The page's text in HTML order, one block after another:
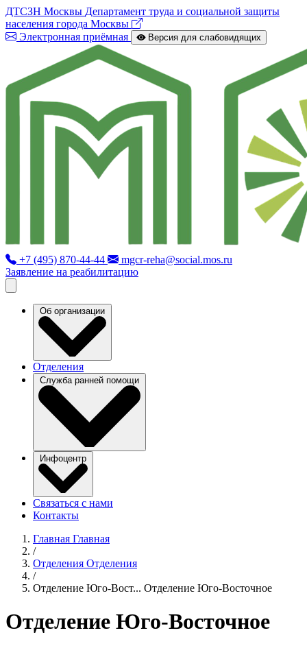
ДТСЗН Москвы Департамент труда и социальной защиты
населения города Москвы
Электронная приёмная
Версия для слабовидящих
+7 (495) 870-44-44
mgcr-reha@social.mos.ru
Заявление на реабилитацию
Об организации
Отделения
Служба ранней помощи
Инфоцентр
Связаться с нами
Контакты
Главная Главная
/
Отделения Отделения
/
Отделение Юго-Вост... Отделение Юго-Восточное
Отделение Юго-Восточное